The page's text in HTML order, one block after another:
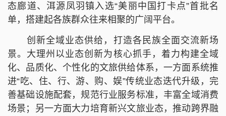
态廊道、洱源凤羽镇入选“美丽中国打卡点”首批名
单，搭建起各族群众往来相聚的广阔平台。
创新全域业态供给，打造各民族全面交流新场
景。大理州以业态创新为核心抓手，着力构建全域
化、品质化、个性化的文旅供给体系，一方面系统推
进“吃、住、行、游、购、娱”传统业态迭代升级，完
善基础设施配套，规范行业服务标准，丰富全域消费
场景；另一方面大力培育新兴文旅业态，推动跨界融